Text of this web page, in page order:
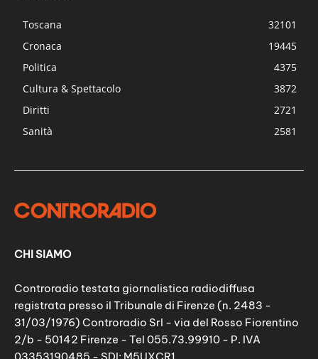
Toscana
32101
Cronaca
19445
Politica
4375
Cultura & Spettacolo
3872
Diritti
2721
Sanità
2581
CHI SIAMO
Controradio testata giornalistica radiodiffusa
registrata presso il Tribunale di Firenze (n. 2483 -
31/03/1976) Controradio Srl - via del Rosso Fiorentino
2/b - 50142 Firenze - Tel 055.73.99910 - P. IVA